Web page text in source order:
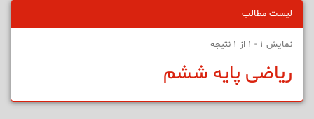
لیست مطالب
نمایش 1 - 1 از 1 نتیجه
ریاضی پایه ششم